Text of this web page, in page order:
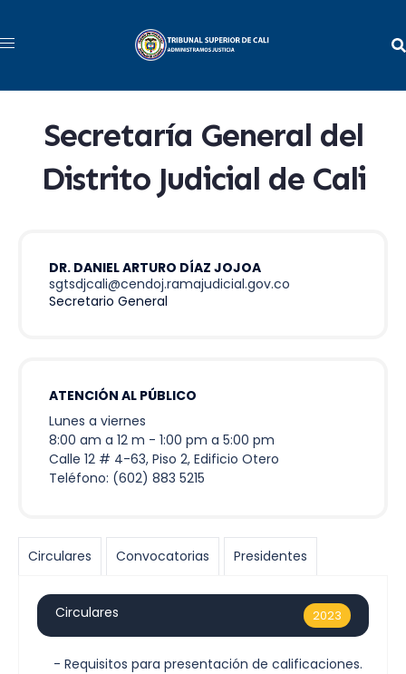
contenido
Secretaría General del
Distrito Judicial de Cali
DR. DANIEL ARTURO DÍAZ JOJOA
sgtsdjcali@cendoj.ramajudicial.gov.co
Secretario General
ATENCIÓN AL PÚBLICO
Lunes a viernes
8:00 am a 12 m - 1:00 pm a 5:00 pm
Calle 12 # 4-63, Piso 2, Edificio Otero
Teléfono: (602) 883 5215
Circulares Convocatorias Presidentes
Circulares 2023
- Requisitos para presentación de calificaciones.